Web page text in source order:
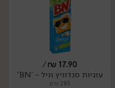
יח׳
17.90
₪
/
עוגיות סנדוויץ וניל - 'BN'
285 גרם